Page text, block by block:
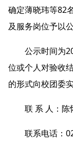
确定薄晓玮等82
及服务岗位予以公
公示时间为
位或个人对验收
的形式向校团委实
联 系 人：陈
联系电话：